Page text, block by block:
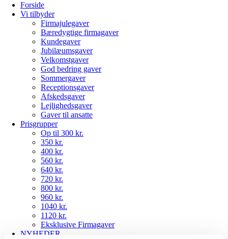
Forside
Vi tilbyder
Firmajulegaver
Bæredygtige firmagaver
Kundegaver
Jubilæumsgaver
Velkomstgaver
God bedring gaver
Sommergaver
Receptionsgaver
Afskedsgaver
Lejlighedsgaver
Gaver til ansatte
Prisgrupper
Op til 300 kr.
350 kr.
400 kr.
560 kr.
640 kr.
720 kr.
800 kr.
960 kr.
1040 kr.
1120 kr.
Eksklusive Firmagaver
NYHEDER